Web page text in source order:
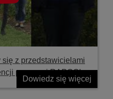
z przedstawicielami
prasowej RAPOOL
Dowiedz się więcej